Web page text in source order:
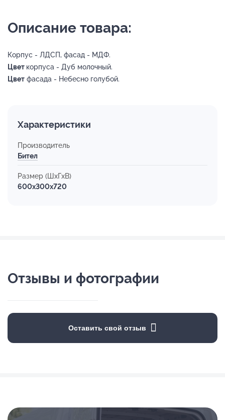
Описание товара:
Корпус - ЛДСП, фасад - МДФ.
Цвет корпуса - Дуб молочный.
Цвет фасада - Небесно голубой.
Характеристики
Производитель
Бител
Размер (ШхГхВ)
600x300x720
Отзывы и фотографии
Оставить свой отзыв